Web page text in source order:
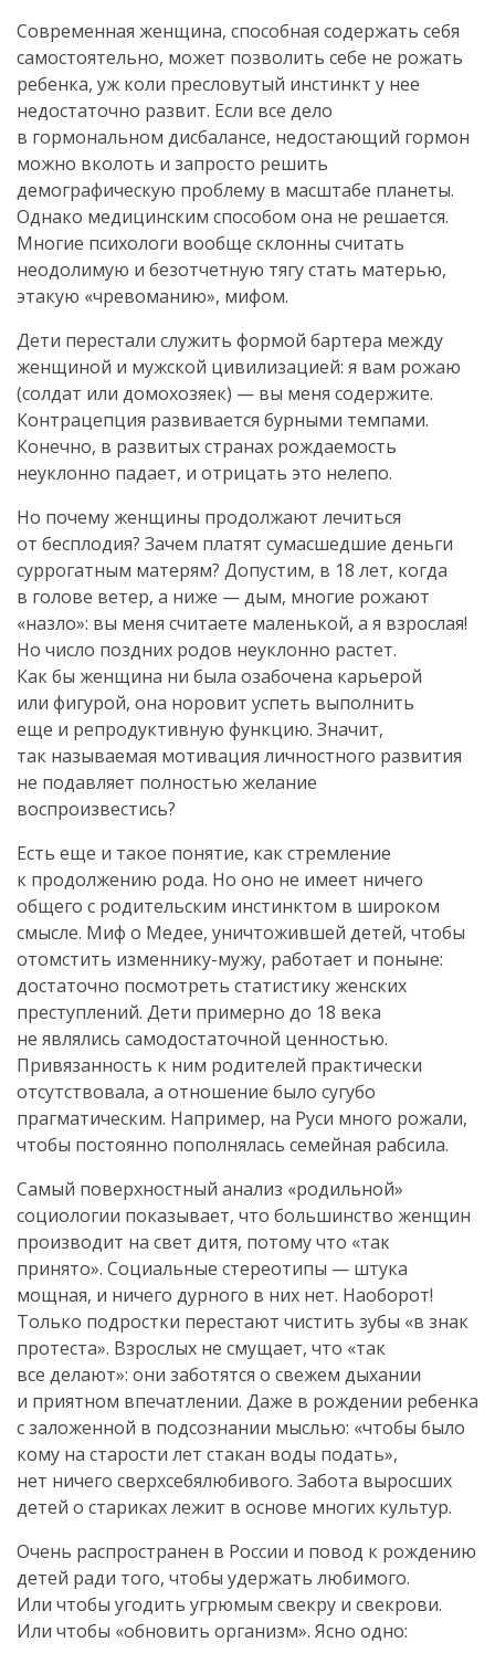
Современная женщина, способная содержать себя
самостоятельно, может позволить себе не рожать
ребенка, уж коли пресловутый инстинкт у нее
недостаточно развит. Если все дело
в гормональном дисбалансе, недостающий гормон
можно вколоть и запросто решить
демографическую проблему в масштабе планеты.
Однако медицинским способом она не решается.
Многие психологи вообще склонны считать
неодолимую и безотчетную тягу стать матерью,
этакую «чревоманию», мифом.
Дети перестали служить формой бартера между
женщиной и мужской цивилизацией: я вам рожаю
(солдат или домохозяек) — вы меня содержите.
Контрацепция развивается бурными темпами.
Конечно, в развитых странах рождаемость
неуклонно падает, и отрицать это нелепо.
Но почему женщины продолжают лечиться
от бесплодия? Зачем платят сумасшедшие деньги
суррогатным матерям? Допустим, в 18 лет, когда
в голове ветер, а ниже — дым, многие рожают
«назло»: вы меня считаете маленькой, а я взрослая!
Но число поздних родов неуклонно растет.
Как бы женщина ни была озабочена карьерой
или фигурой, она норовит успеть выполнить
еще и репродуктивную функцию. Значит,
так называемая мотивация личностного развития
не подавляет полностью желание
воспроизвестись?
Есть еще и такое понятие, как стремление
к продолжению рода. Но оно не имеет ничего
общего с родительским инстинктом в широком
смысле. Миф о Медее, уничтожившей детей, чтобы
отомстить изменнику-мужу, работает и поныне:
достаточно посмотреть статистику женских
преступлений. Дети примерно до 18 века
не являлись самодостаточной ценностью.
Привязанность к ним родителей практически
отсутствовала, а отношение было сугубо
прагматическим. Например, на Руси много рожали,
чтобы постоянно пополнялась семейная рабсила.
Самый поверхностный анализ «родильной»
социологии показывает, что большинство женщин
производит на свет дитя, потому что «так
принято». Социальные стереотипы — штука
мощная, и ничего дурного в них нет. Наоборот!
Только подростки перестают чистить зубы «в знак
протеста». Взрослых не смущает, что «так
все делают»: они заботятся о свежем дыхании
и приятном впечатлении. Даже в рождении ребенка
с заложенной в подсознании мыслью: «чтобы было
кому на старости лет стакан воды подать»,
нет ничего сверхсебялюбивого. Забота выросших
детей о стариках лежит в основе многих культур.
Очень распространен в России и повод к рождению
детей ради того, чтобы удержать любимого.
Или чтобы угодить угрюмым свекру и свекрови.
Или чтобы «обновить организм». Ясно одно: